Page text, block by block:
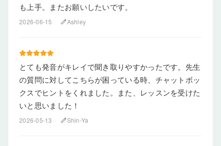
も上手。またお願いしたいです。
2026-06-15 editAshley
とても発音がキレイで聞き取りやすかったです。先生
の質問に対してこちらが困っている時、チャットボッ
クスでヒントをくれました。また、レッスンを受けた
いと思いました！
2026-05-13 editShin-Ya